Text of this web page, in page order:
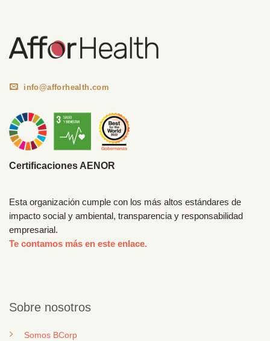
info@afforhealth.com
Certificaciones AENOR
Esta organización cumple con los más altos estándares de
impacto social y ambiental, transparencia y responsabilidad
empresarial.
Te contamos más en este enlace.
Sobre nosotros
Somos BCorp